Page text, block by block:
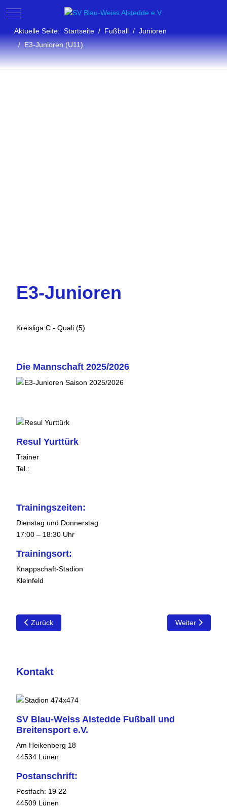
Mobile Menu Toggle
Aktuelle Seite: Startseite Fußball
Junioren
E3-Junioren (U11)
E3-Junioren
Kreisliga C - Quali (5)
Die Mannschaft 2025/2026
Resul Yurttürk
Trainer
Tel.:
Trainingszeiten:
Dienstag und Donnerstag
17:00 – 18:30 Uhr
Trainingsort:
Knappschaft-Stadion
Kleinfeld
Vorheriger Beitrag: E2-Junioren
Zurück Nächster
Weiter
Kontakt
SV Blau-Weiss Alstedde Fußball und
Breitensport e.V.
Am Heikenberg 18
44534 Lünen
Postanschrift:
Postfach: 19 22
44509 Lünen